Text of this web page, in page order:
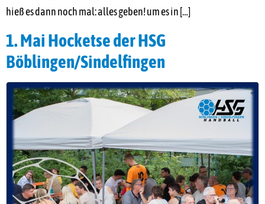
hieß es dann noch mal: alles geben! um es in […]
1. Mai Hocketse der HSG
Böblingen/Sindelfingen